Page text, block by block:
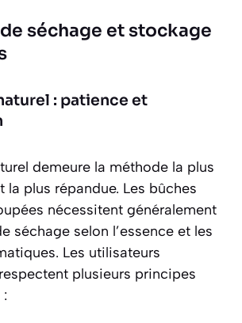
séchage et stockage
: patience et
demeure la méthode la plus
la plus répandue. Les bûches
nécessitent généralement
séchage selon l’essence et les
Les utilisateurs
plusieurs principes